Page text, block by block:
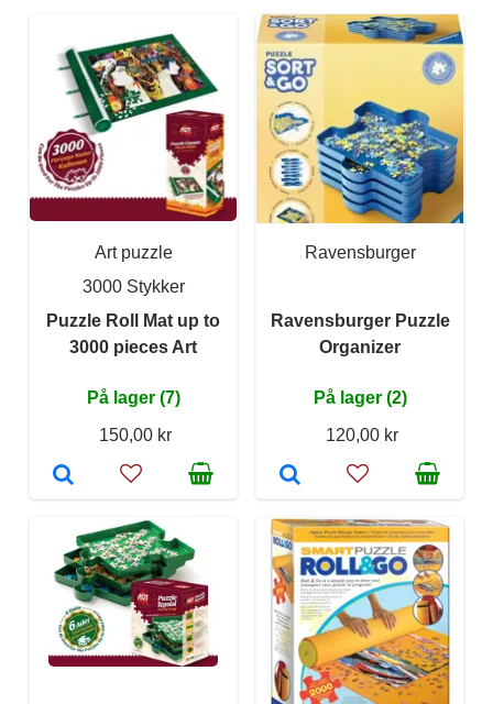
Art puzzle
3000 Stykker
Puzzle Roll Mat up to
3000 pieces Art
På lager (7)
150,00 kr
Ravensburger
Ravensburger Puzzle
Organizer
På lager (2)
120,00 kr